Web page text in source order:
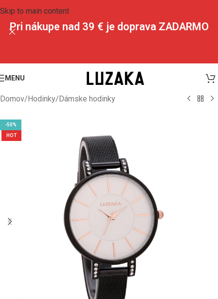
Skip to main content
Pri nákupe nad 39 € je doprava ZADARMO
MENU
Domov/Hodinky/Dámske hodinky
-50%
HOT